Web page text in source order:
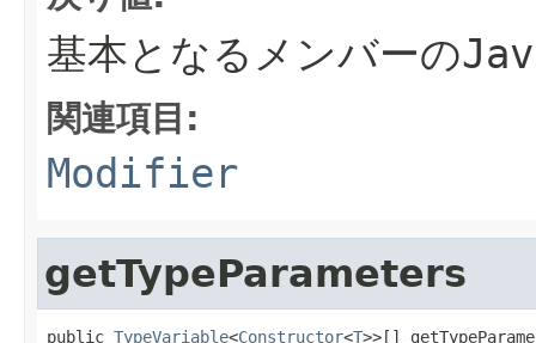
基本となるメンバーの
関連項目:
Modifier
getTypeParameters
public TypeVariable<Constructor<T>>[]